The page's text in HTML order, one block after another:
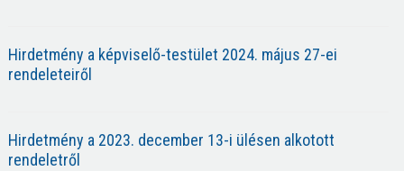
Hirdetmény a képviselő-testület 2024. május 27-ei
rendeleteiről
Hirdetmény a 2023. december 13-i ülésen alkotott
rendeletről